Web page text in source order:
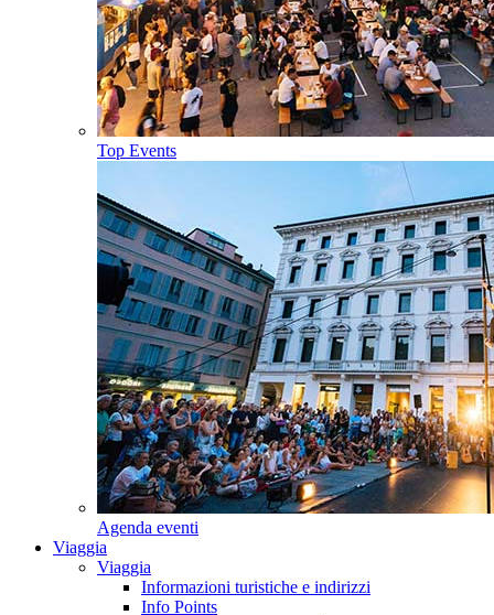
Top Events
Agenda eventi
Viaggia
Viaggia
Informazioni turistiche e indirizzi
Info Points